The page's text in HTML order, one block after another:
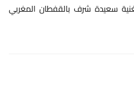
سعيدة شرف بالقفطان المغربي